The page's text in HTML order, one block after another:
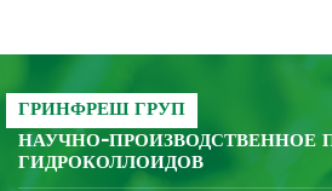
замораживанию-оттаиванию
ретроградацию крахмала;
после замораживания
продукт становится
ГРИНФРЕШ ГРУП
НАУЧНО-ПРОИЗВОДСТВЕННОЕ
ГИДРОКОЛЛОИДОВ